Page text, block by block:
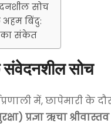
सोच
बिंदु:
का संकेत
सोच
में, छापेमारी के
प्रज्ञा ऋचा श्रीवास्तव